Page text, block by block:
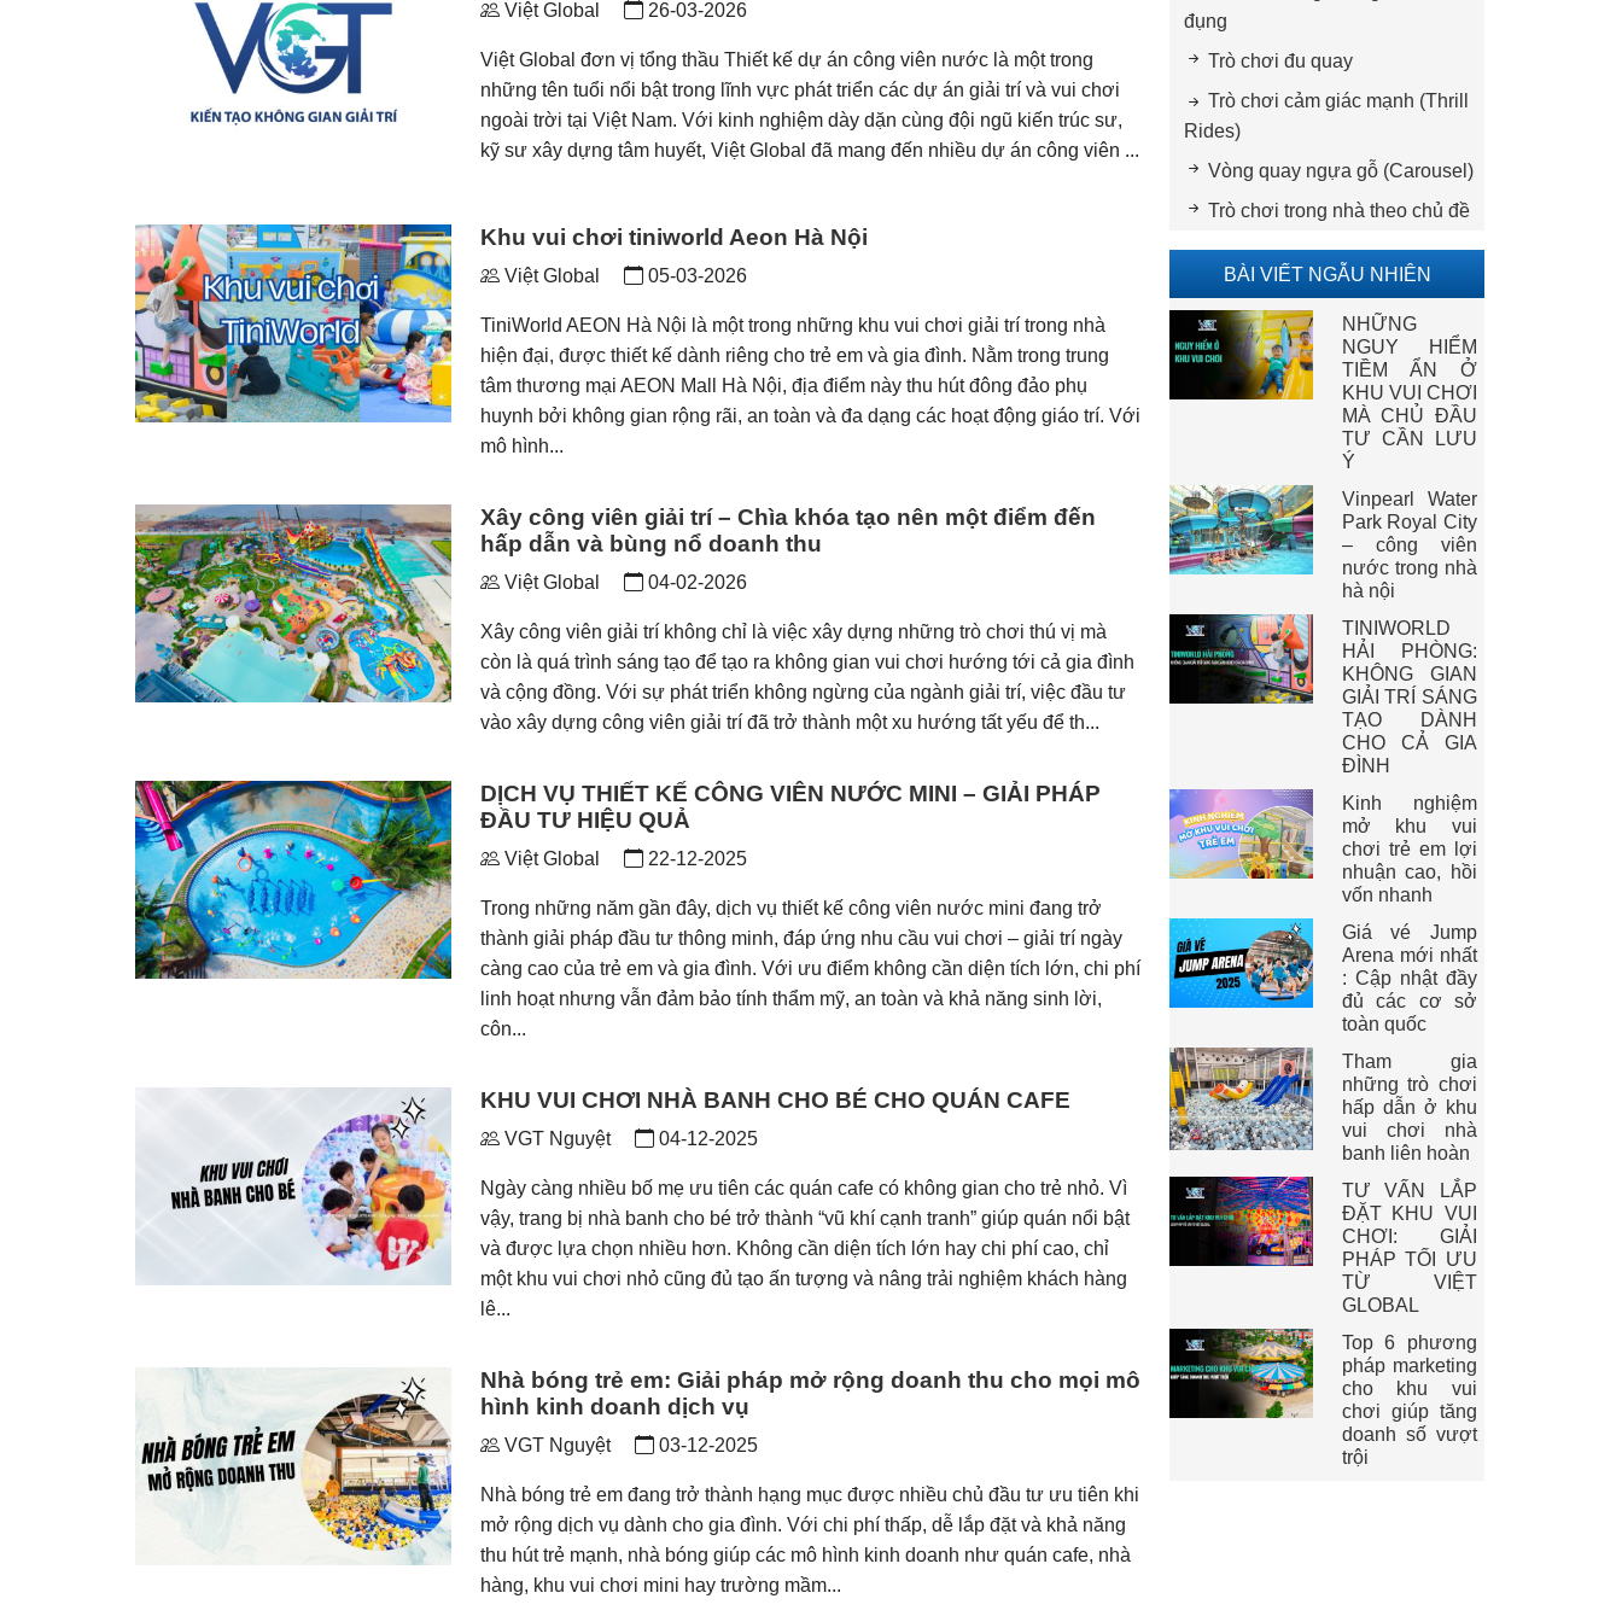
Việt Global 26-03-2026
Việt Global đơn vị tổng thầu Thiết kế dự án công viên nước là một trong
những tên tuổi nổi bật trong lĩnh vực phát triển các dự án giải trí và vui chơi
ngoài trời tại Việt Nam. Với kinh nghiệm dày dặn cùng đội ngũ kiến trúc sư,
kỹ sư xây dựng tâm huyết, Việt Global đã mang đến nhiều dự án công viên ...
Khu vui chơi tiniworld Aeon Hà Nội
Việt Global 05-03-2026
TiniWorld AEON Hà Nội là một trong những khu vui chơi giải trí trong nhà
hiện đại, được thiết kế dành riêng cho trẻ em và gia đình. Nằm trong trung
tâm thương mại AEON Mall Hà Nội, địa điểm này thu hút đông đảo phụ
huynh bởi không gian rộng rãi, an toàn và đa dạng các hoạt động giáo trí. Với
mô hình...
Xây công viên giải trí – Chìa khóa tạo nên một điểm đến
hấp dẫn và bùng nổ doanh thu
Việt Global 04-02-2026
Xây công viên giải trí không chỉ là việc xây dựng những trò chơi thú vị mà
còn là quá trình sáng tạo để tạo ra không gian vui chơi hướng tới cả gia đình
và cộng đồng. Với sự phát triển không ngừng của ngành giải trí, việc đầu tư
vào xây dựng công viên giải trí đã trở thành một xu hướng tất yếu để th...
DỊCH VỤ THIẾT KẾ CÔNG VIÊN NƯỚC MINI – GIẢI PHÁP
ĐẦU TƯ HIỆU QUẢ
Việt Global 22-12-2025
Trong những năm gần đây, dịch vụ thiết kế công viên nước mini đang trở
thành giải pháp đầu tư thông minh, đáp ứng nhu cầu vui chơi – giải trí ngày
càng cao của trẻ em và gia đình. Với ưu điểm không cần diện tích lớn, chi phí
linh hoạt nhưng vẫn đảm bảo tính thẩm mỹ, an toàn và khả năng sinh lời,
côn...
KHU VUI CHƠI NHÀ BANH CHO BÉ CHO QUÁN CAFE
VGT Nguyệt 04-12-2025
Ngày càng nhiều bố mẹ ưu tiên các quán cafe có không gian cho trẻ nhỏ. Vì
vậy, trang bị nhà banh cho bé trở thành “vũ khí cạnh tranh” giúp quán nổi bật
và được lựa chọn nhiều hơn. Không cần diện tích lớn hay chi phí cao, chỉ
một khu vui chơi nhỏ cũng đủ tạo ấn tượng và nâng trải nghiệm khách hàng
lê...
Nhà bóng trẻ em: Giải pháp mở rộng doanh thu cho mọi mô
hình kinh doanh dịch vụ
VGT Nguyệt 03-12-2025
Nhà bóng trẻ em đang trở thành hạng mục được nhiều chủ đầu tư ưu tiên khi
mở rộng dịch vụ dành cho gia đình. Với chi phí thấp, dễ lắp đặt và khả năng
thu hút trẻ mạnh, nhà bóng giúp các mô hình kinh doanh như quán cafe, nhà
hàng, khu vui chơi mini hay trường mầm...
đụng
Trò chơi đu quay
Trò chơi cảm giác mạnh (Thrill
Rides)
Vòng quay ngựa gỗ (Carousel)
Trò chơi trong nhà theo chủ đề
BÀI VIẾT NGẪU NHIÊN
NHỮNG
NGUY HIỂM
TIỀM ẨN Ở
KHU VUI CHƠI
MÀ CHỦ ĐẦU
TƯ CẦN LƯU
Ý
Vinpearl Water
Park Royal City
– công viên
nước trong nhà
hà nội
TINIWORLD
HẢI PHÒNG:
KHÔNG GIAN
GIẢI TRÍ SÁNG
TẠO DÀNH
CHO CẢ GIA
ĐÌNH
Kinh nghiệm
mở khu vui
chơi trẻ em lợi
nhuận cao, hồi
vốn nhanh
Giá vé Jump
Arena mới nhất
: Cập nhật đầy
đủ các cơ sở
toàn quốc
Tham gia
những trò chơi
hấp dẫn ở khu
vui chơi nhà
banh liên hoàn
TƯ VẤN LẮP
ĐẶT KHU VUI
CHƠI: GIẢI
PHÁP TỐI ƯU
TỪ VIỆT
GLOBAL
Top 6 phương
pháp marketing
cho khu vui
chơi giúp tăng
doanh số vượt
trội